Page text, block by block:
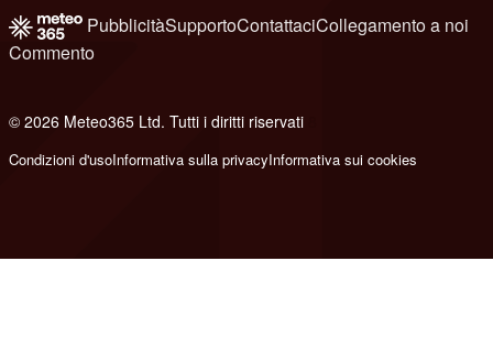
PubblicitàSupportoContattaciCollegamento a noi
Commento
© 2026 Meteo365 Ltd. Tutti i diritti riservati
Condizioni d'usoInformativa sulla privacyInformativa sui cookies